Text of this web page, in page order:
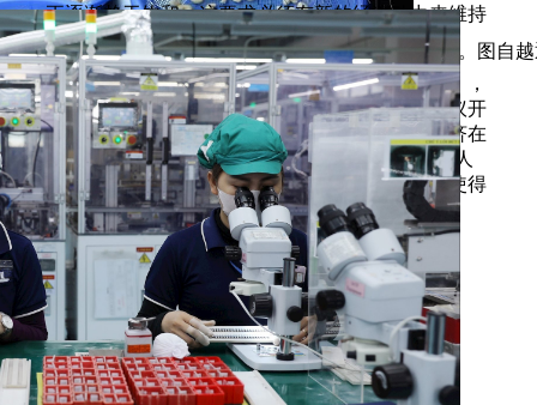
得乐省圆通有限责任公司出口腰果仁加工厂。图自
正逐渐趋于饱和，这要求必须有新的经济动力来维持
经济一体化势头、竞争力和提升增长质量。
出口是三大支柱之一（与国内市场公共投资并列），
在越南经济增长中起着引领作用。国会第98号决议开
展落实咨询委员会主席陈游历认为，尽管越南经济在
世界经济面临诸多困难的情况下仍保持约8%的令人
瞩目的增速，但出口产品国产化率仍然较低。这使得
经济实际保留的增加值与出口额规模不匹配。